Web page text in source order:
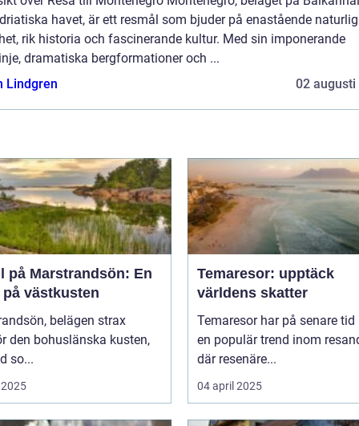
havet, är ett resmål som bjuder på enastående naturlig
rik historia och fascinerande kultur. Med sin imponerande
dramatiska bergformationer och ...
Lindgren
02 augusti
på Marstrandsön: En
västkusten
belägen strax
den bohuslänska kusten,
so...
Temaresor: upptäck
världens skatter
Temaresor har på senare
en populär trend inom
där resenäre...
04 april 2025